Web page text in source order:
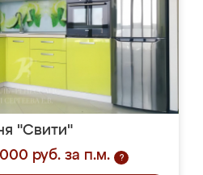
"Свити"
руб. за п.м.
?